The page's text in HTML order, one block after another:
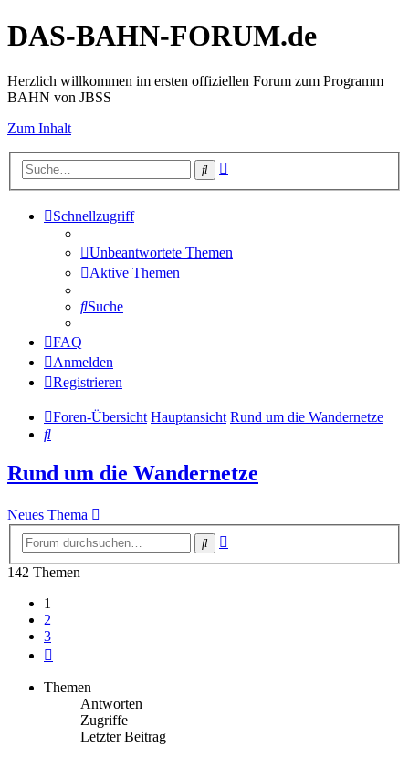
DAS-BAHN-FORUM.de
Herzlich willkommen im ersten offiziellen Forum zum Programm
BAHN von JBSS
Zum Inhalt
Suche
Schnellzugriff
Unbeantwortete Themen
Aktive Themen
Suche
FAQ
Anmelden
Registrieren
Foren-Übersicht Hauptansicht Rund um die Wandernetze
Suche
Rund um die Wandernetze
Neues Thema
Suche
142 Themen
1
2
3
Themen
Antworten
Zugriffe
Letzter Beitrag